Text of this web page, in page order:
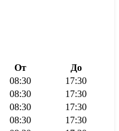
От
До
08:30
17:30
08:30
17:30
08:30
17:30
08:30
17:30